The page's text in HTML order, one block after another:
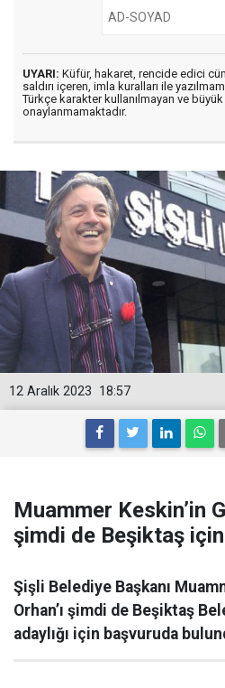
UYARI: Küfür, hakaret, rencide edici
saldırı içeren, imla kuralları ile
Türkçe karakter kullanılmayan ve
onaylanmamaktadır.
18:57
12 Aralık 2023
Muammer Keskin’in
şimdi de Beşiktaş
Şişli Belediye Başkanı
Orhan’ı şimdi de Beşiktaş
adaylığı için başvuruda